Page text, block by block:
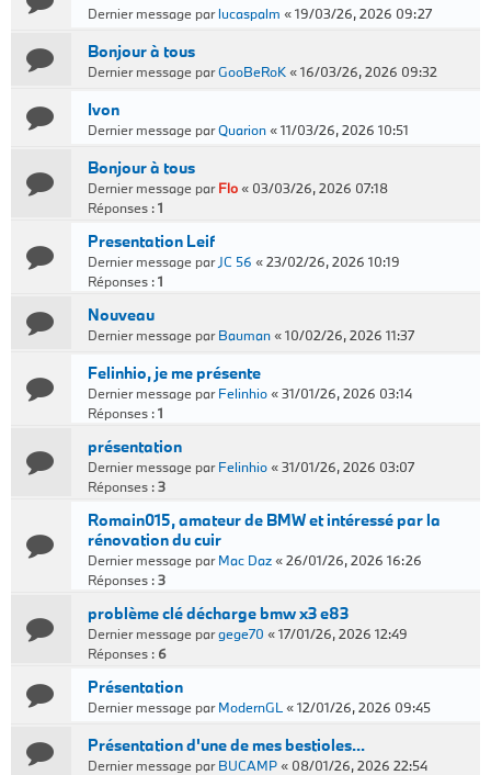
Dernier message parlucaspalm «19/03/26, 2026 09:27
Bonjour à tous
Dernier message parGooBeRoK«16/03/26, 2026 09:32
Ivon
Dernier message parQuarion«11/03/26, 2026 10:51
Bonjour à tous
Dernier message parFlo« 03/03/26, 2026 07:18
Réponses :1
Presentation Leif
Dernier message par JC 56 «23/02/26, 2026 10:19
Réponses :1
Nouveau
Dernier message parBauman«10/02/26, 2026 11:37
Felinhio, je me présente
Dernier message parFelinhio«31/01/26, 2026 03:14
Réponses :1
présentation
Dernier message parFelinhio«31/01/26, 2026 03:07
Réponses :3
Romain015, amateur de BMW et intéressé par la
rénovation du cuir
Dernier message parMac Daz«26/01/26, 2026 16:26
Réponses :3
problème clé décharge bmw x3 e83
Dernier message pargege70 «17/01/26, 2026 12:49
Réponses : 6
Présentation
Dernier message parModernGL «12/01/26, 2026 09:45
Présentation d'une de mes bestioles...
Dernier message parBUCAMP« 08/01/26, 2026 22:54